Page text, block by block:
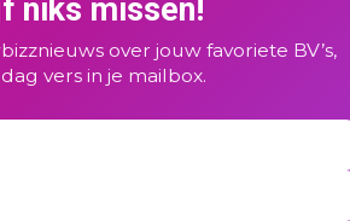
niks missen!
over jouw favoriete BV’s,
vers in je mailbox.